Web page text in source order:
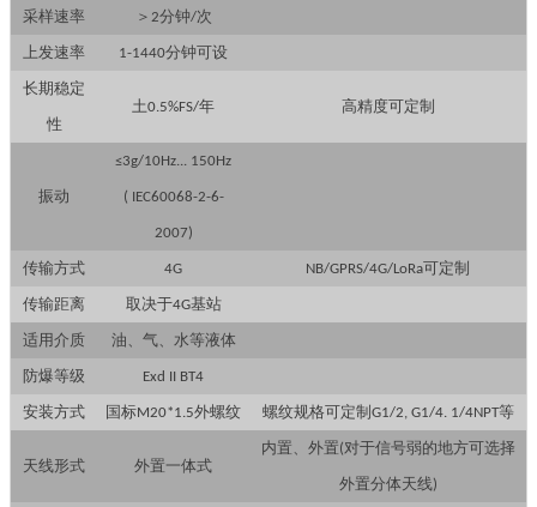
采样速率 ＞ 2分钟/次
上发速率
1-1440分钟可设
长期稳定
性
土0.5%FS/年 高精度可定制
振动
≤3g/10Hz... 150Hz
( IEC60068-2-6-
2007)
传输方式 4G NB/GPRS/4G/LoRa可定制
传输距离
取决于4G基站
适用介质
油、气、水等液体
防爆等级
Exd II BT4
安装方式 国标M20*1.5外螺纹 螺纹规格可定制 G1/2, G1/4. 1/4NPT等
天线形式 外置一体式
内置、外置(对于信号弱的地方可选择
外置分体天线)